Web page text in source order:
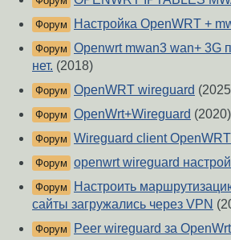
Форум Настройка OpenWRT +
Форум Openwrt mwan3 wan+ 3G
нет. (2018)
Форум OpenWRT wireguard
Форум OpenWrt+Wireguard (2020)
Форум Wireguard client OpenWRT
Форум openwrt wireguard
Форум
Настроить
сайты загружались через VPN
Форум Peer wireguard за OpenWrt